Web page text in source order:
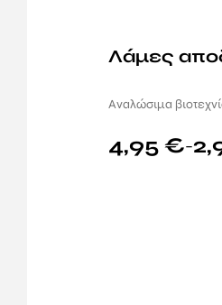
Λάμες
Aναλώσιμα
–
4,95 €